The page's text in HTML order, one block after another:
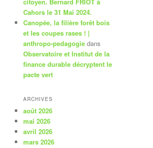
Cahors le 31 Mai 2024.
Canopée, la filière forêt bois
et les coupes rases ! |
anthropo-pedagogie dans
Observatoire et Institut de la
finance durable décryptent le
pacte vert
ARCHIVES
août 2026
mai 2026
avril 2026
mars 2026